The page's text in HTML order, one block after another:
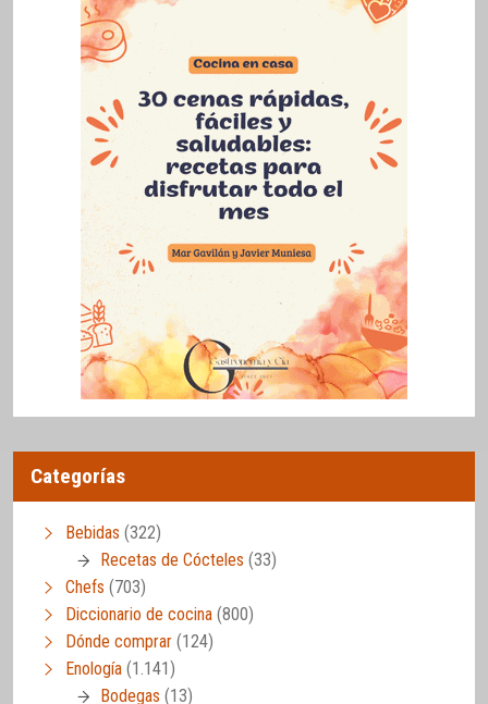
Categorías
Bebidas (322)
Recetas de Cócteles (33)
Chefs (703)
Diccionario de cocina (800)
Dónde comprar (124)
Enología (1.141)
Bodegas (13)